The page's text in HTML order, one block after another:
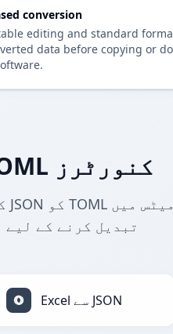
conversion
editing and standard
data before copying or
مزید JSON سے TOML کنورٹرز
تبدیل کرنے کے لیے
Excel سے JSON